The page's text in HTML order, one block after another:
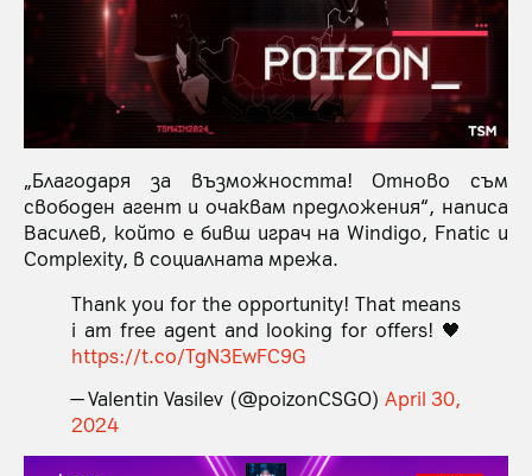
„Благодаря за възможността! Отново съм
свободен агент и очаквам предложения“, написа
Василев, който е бивш играч на Windigo, Fnatic и
Complexity, в социалната мрежа.
Thank you for the opportunity! That means
i am free agent and looking for offers! 🖤
https://t.co/TgN3EwFC9G
— Valentin Vasilev (@poizonCSGO) April 30,
2024